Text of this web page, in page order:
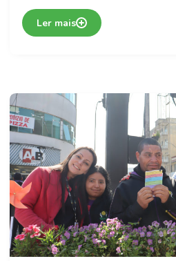
Ler mais